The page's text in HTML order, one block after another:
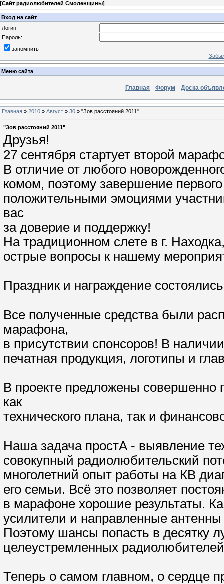
[Сайт радиолюбителей Смоленщины]
Вход на сайт
Логин:
Пароль:
запомнить
Меню сайта
Главная Форум Доска
Главная » 2010 » Август » 30 » "Зов расстояний 2011"
"Зов расстояний 2011"
Друзья!
27 сентября стартует второй
В отличие от любого
комом, поэтому завершение
положительными эмоциями
вас
за доверие и поддержку!
На традиционном слете в г.
острые вопросы к нашему
Праздник и награждение
Все полученные средства были
марафона,
в присутствии спонсоров! В
печатная продукция, логотипы и
В проекте предложены совершенно
как
технического плана, так и
Наша задача простА - выявление
совокупный радиолюбительский
многолетний опыт работы на КВ
его семьи. Всё это позволяет
в марафоне хорошие результаты.
усилители и направленные антенны
Поэтому шансы попасть в десятку
целеустремленных
Теперь о самом главном, о сердце